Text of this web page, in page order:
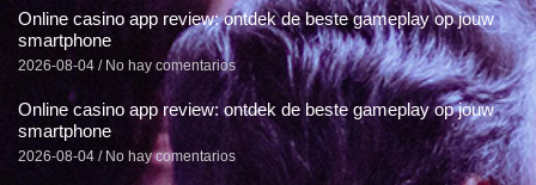
Online casino app review: ontdek de beste gameplay op jouw
smartphone
2026-08-04 No hay comentarios
Online casino app review: ontdek de beste gameplay op jouw
smartphone
2026-08-04 No hay comentarios